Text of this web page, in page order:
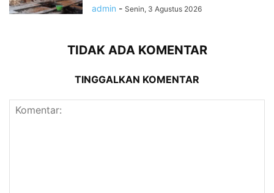
admin - Senin, 3 Agustus 2026
TIDAK ADA KOMENTAR
TINGGALKAN KOMENTAR